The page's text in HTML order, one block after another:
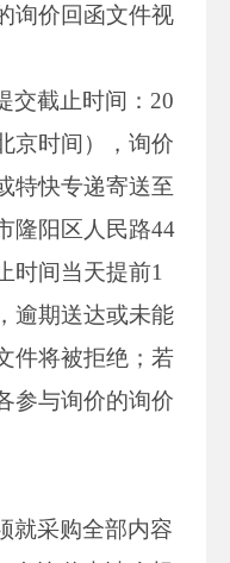
询价回函文件视
交截止时间：20
京时间），询价
特快专递寄送至
隆阳区人民路44
时间当天提前1
逾期送达或未能
件将被拒绝；若
参与询价的询价
就采购全部内容